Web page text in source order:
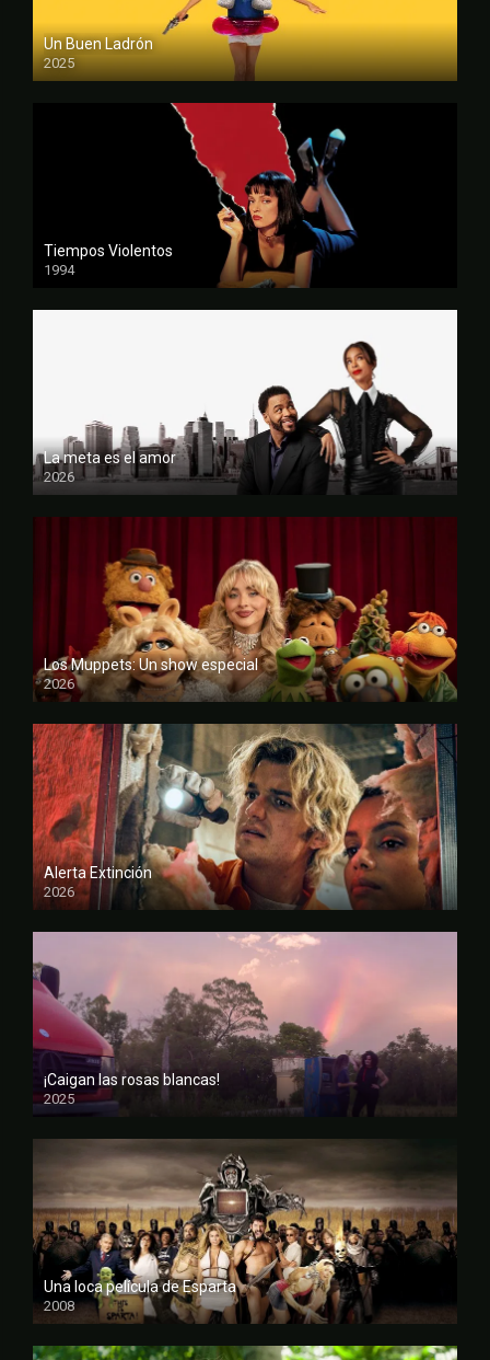
Un Buen Ladrón
2025
FULL HD
Tiempos Violentos
1994
FULL HD
La meta es el amor
2026
FULL HD
Los Muppets: Un show especial
2026
FULL HD
Alerta Extinción
2026
CAM
¡Caigan las rosas blancas!
2025
FULL HD
Una loca película de Esparta
2008
FULL HD